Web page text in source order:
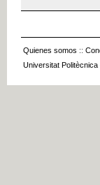
Quienes somos ::
Universitat